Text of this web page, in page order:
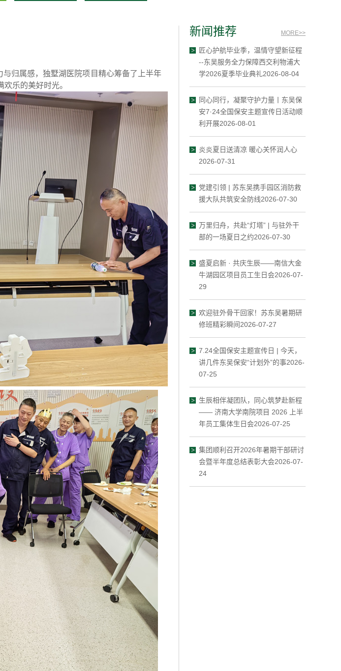
归属感，独墅湖医院项目精心筹备了上半年
乐的美好时光。
新闻推荐 MORE>>
匠心护航毕业季，温情守望新征程
--东吴服务全力保障西交利物浦大
学2026夏季毕业典礼2026-08-04
同心同行，凝聚守护力量丨东吴保
安7·24全国保安主题宣传日活动顺
利开展2026-08-01
炎炎夏日送清凉 暖心关怀润人心
2026-07-31
党建引领 | 苏东吴携手园区消防救
援大队共筑安全防线2026-07-30
万里归舟，共赴“灯塔” | 与驻外干
部的一场夏日之约2026-07-30
盛夏启新 · 共庆生辰——南信大金
牛湖园区项目员工生日会2026-07-
29
欢迎驻外骨干回家！苏东吴暑期研
修班精彩瞬间2026-07-27
7.24全国保安主题宣传日 | 今天，
讲几件东吴保安“计划外”的事2026-
07-25
生辰相伴凝团队，同心筑梦赴新程
—— 济南大学南院项目 2026 上半
年员工集体生日会2026-07-25
集团顺利召开2026年暑期干部研讨
会暨半年度总结表彰大会2026-07-
24